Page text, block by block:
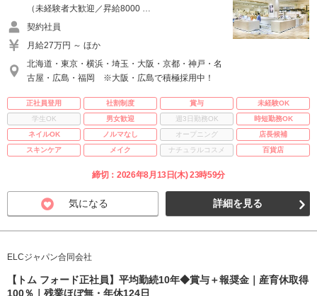
（未経験者大歓迎／昇給8000 …
契約社員
月給27万円 ～ ほか
北海道・東京・横浜・埼玉・大阪・京都・神戸・名
古屋・広島・福岡 ※大阪・広島で積極採用中！
正社員登用 社割制度 賞与
未経験OK
学生OK
男女歓迎 週3日勤務OK
時短勤務OK
ネイルOK
ノルマなし オープニング
店長候補
スキンケア
メイク ナチュラルコスメ 百貨店
締切：2026年8月13日(木) 23時59分
気になる 詳細を見る
ELCジャパン合同会社
【トム フォード正社員】平均勤続10年◆賞与＋報奨金｜産育休取得
100％｜残業ほぼ無・年休124日